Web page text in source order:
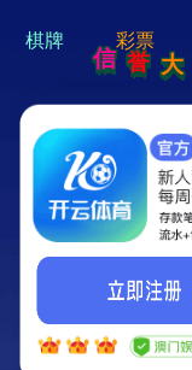
hi 💗